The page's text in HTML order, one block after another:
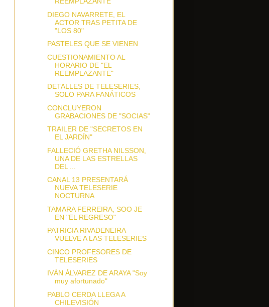
DIEGO NAVARRETE, EL
ACTOR TRAS PETITA DE
"LOS 80"
PASTELES QUE SE VIENEN
CUESTIONAMIENTO AL
HORARIO DE "EL
REEMPLAZANTE"
DETALLES DE TELESERIES,
SOLO PARA FANÁTICOS
CONCLUYERON
GRABACIONES DE "SOCIAS"
TRAILER DE "SECRETOS EN
EL JARDÍN"
FALLECIÓ GRETHA NILSSON,
UNA DE LAS ESTRELLAS
DEL ...
CANAL 13 PRESENTARÁ
NUEVA TELESERIE
NOCTURNA
TAMARA FERREIRA, SOO JE
EN "EL REGRESO"
PATRICIA RIVADENEIRA
VUELVE A LAS TELESERIES
CINCO PROFESORES DE
TELESERIES
IVÁN ÁLVAREZ DE ARAYA "Soy
muy afortunado"
PABLO CERDA LLEGA A
CHILEVISIÓN